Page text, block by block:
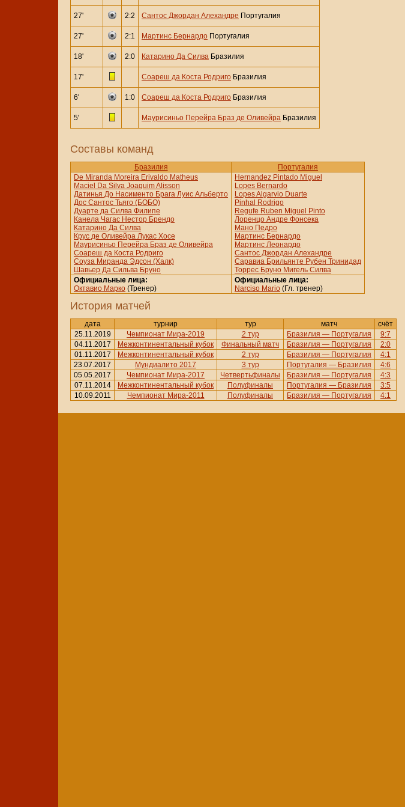
27' 2:2 Сантос Джордан Алехандре Португалия
27' 2:1 Мартинс Бернардо Португалия
18' 2:0 Катарино Да Силва Бразилия
17' Соареш да Коста Родриго Бразилия
6' 1:0 Соареш да Коста Родриго Бразилия
5' Маурисиньо Перейра Браз де Оливейра Бразилия
Составы команд
Бразилия
Португалия
De Miranda Moreira Erivaldo Matheus
Maciel Da Silva Joaquim Alisson
Датинья До Насименто Брага Луис Альберто
Дос Сантос Тьяго (БОБО)
Дуарте да Силва Филипе
Канела Чагас Нестор Брендо
Катарино Да Силва
Крус де Оливейра Лукас Хосе
Маурисиньо Перейра Браз де Оливейра
Соареш да Коста Родриго
Соуза Миранда Эдсон (Халк)
Шавьер Да Сильва Бруно
Hernandez Pintado Miguel
Lopes Bernardo
Lopes Algarvio Duarte
Pinhal Rodrigo
Regufe Ruben Miguel Pinto
Лоренцо Андре Фонсека
Мано Педро
Мартинс Бернардо
Мартинс Леонардо
Сантос Джордан Алехандре
Саравиа Брильянте Рубен Тринидад
Торрес Бруно Мигель Силва
Официальные лица:
Октавио Марко (Тренер)
Официальные лица:
Narciso Mario (Гл. тренер)
История матчей
дата турнир тур матч
счёт
25.11.2019
Чемпионат Мира-2019 2 тур Бразилия — Португалия
9:7
04.11.2017
Межконтинентальный кубок Финальный матч Бразилия — Португалия
2:0
01.11.2017
Межконтинентальный кубок 2 тур Бразилия — Португалия
4:1
23.07.2017
Мундиалито 2017 3 тур Португалия — Бразилия
4:6
05.05.2017
Чемпионат Мира-2017 Четвертьфиналы Бразилия — Португалия
4:3
07.11.2014
Межконтинентальный кубок Полуфиналы Португалия — Бразилия
3:5
10.09.2011
Чемпионат Мира-2011 Полуфиналы Бразилия — Португалия 4:1